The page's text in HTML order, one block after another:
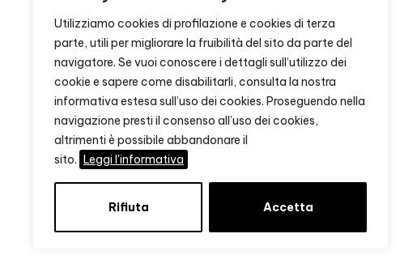
Utilizziamo cookies di profilazione e cookies di terza
parte, utili per migliorare la fruibilità del sito da parte del
navigatore. Se vuoi conoscere i dettagli sull’utilizzo dei
cookie e sapere come disabilitarli, consulta la nostra
informativa estesa sull’uso dei cookies. Proseguendo nella
navigazione presti il consenso all’uso dei cookies,
altrimenti è possibile abbandonare il
sito. Leggi l'informativa
Rifiuta Accetta